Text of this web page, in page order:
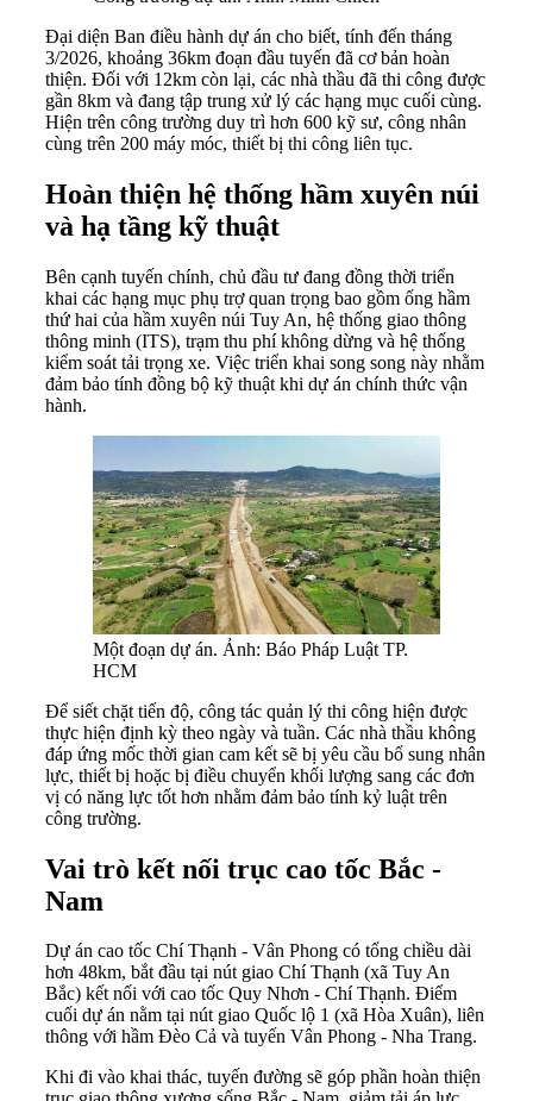
Đại diện Ban điều hành dự án cho biết, tính đến tháng
3/2026, khoảng 36km đoạn đầu tuyến đã cơ bản hoàn
thiện. Đối với 12km còn lại, các nhà thầu đã thi công được
gần 8km và đang tập trung xử lý các hạng mục cuối cùng.
Hiện trên công trường duy trì hơn 600 kỹ sư, công nhân
cùng trên 200 máy móc, thiết bị thi công liên tục.
Hoàn thiện hệ thống hầm xuyên núi
và hạ tầng kỹ thuật
Bên cạnh tuyến chính, chủ đầu tư đang đồng thời triển
khai các hạng mục phụ trợ quan trọng bao gồm ống hầm
thứ hai của hầm xuyên núi Tuy An, hệ thống giao thông
thông minh (ITS), trạm thu phí không dừng và hệ thống
kiểm soát tải trọng xe. Việc triển khai song song này nhằm
đảm bảo tính đồng bộ kỹ thuật khi dự án chính thức vận
hành.
Một đoạn dự án. Ảnh: Báo Pháp Luật TP.
HCM
Để siết chặt tiến độ, công tác quản lý thi công hiện được
thực hiện định kỳ theo ngày và tuần. Các nhà thầu không
đáp ứng mốc thời gian cam kết sẽ bị yêu cầu bổ sung nhân
lực, thiết bị hoặc bị điều chuyển khối lượng sang các đơn
vị có năng lực tốt hơn nhằm đảm bảo tính kỷ luật trên
công trường.
Vai trò kết nối trục cao tốc Bắc -
Nam
Dự án cao tốc Chí Thạnh - Vân Phong có tổng chiều dài
hơn 48km, bắt đầu tại nút giao Chí Thạnh (xã Tuy An
Bắc) kết nối với cao tốc Quy Nhơn - Chí Thạnh. Điểm
cuối dự án nằm tại nút giao Quốc lộ 1 (xã Hòa Xuân), liên
thông với hầm Đèo Cả và tuyến Vân Phong - Nha Trang.
Khi đi vào khai thác, tuyến đường sẽ góp phần hoàn thiện